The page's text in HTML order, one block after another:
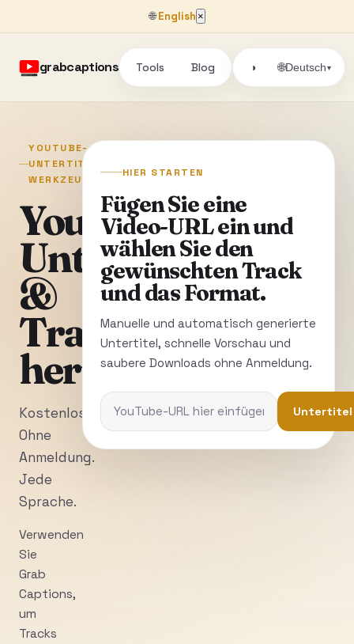
🌐English ×
grabcaptions Tools Blog ◑ 🌐Deutsch▾
YOUTUBE-
UNTERTITEL-
WERKZEUGE
YouTube
Untertitel
&
Transkripte
herunterladen
Kostenlos.
Ohne
Anmeldung.
Jede
Sprache.
Verwenden
Sie
Grab
Captions,
um
Tracks
HIER STARTEN
Fügen Sie eine
Video-URL ein und
wählen Sie den
gewünschten Track
und das Format.
Manuelle und automatisch generierte
Untertitel, schnelle Vorschau und
saubere Downloads ohne Anmeldung.
Untertitel